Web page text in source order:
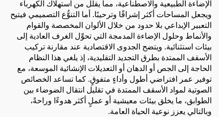
الإضاءة الطبيعية والاصطناعية، مما يقلل من استهلاك الكهرباء
ويجعل المساحات أكثر إشراقًا وترحيبًا. أما التنوُّع التصميمي فيتيح
التعبير الإبداعي بلا حدود من خلال الألوان المخصصة والقوام
والأنماط وحلول الإضاءة المدمجة التي تحوِّل الغرف العادية إلى
بيئات استثنائية. ويتضح الجدوى الاقتصادية عند مقارنة تركيب
الأسقف الممتدة بطرق التجديد التقليدية، إذ يلغي هذا النظام
الحاجة إلى الجص أو الدهان أو التعديلات الإنشائية الموسعة، مع
توفير عمر افتراضي أطول وأداءٍ متفوقٍ. كما تساعد الخصائص
الصوتية لمواد الأسقف الممتدة في تقليل انتقال الضوضاء بين
الطوابق، ما يخلق بيئات معيشية أو عملٍ أكثر هدوءًا وراحةً،
وبالتالي يعزز نوعية الحياة العامة.